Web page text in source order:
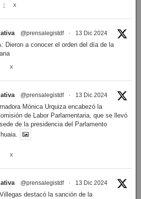
1 X
@prensalegistdf · 13 Dic 2024
Dieron a conocer el orden del día de la
X
@prensalegistdf · 13 Dic 2024
Mónica Urquiza encabezó la
de Labor Parlamentaria, que se llevó
de la presidencia del Parlamento
X
@prensalegistdf · 13 Dic 2024
destacó la sanción de la